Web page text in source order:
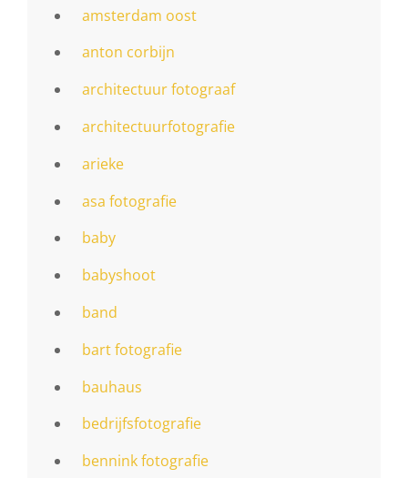
amsterdam oost
anton corbijn
architectuur fotograaf
architectuurfotografie
arieke
asa fotografie
baby
babyshoot
band
bart fotografie
bauhaus
bedrijfsfotografie
bennink fotografie